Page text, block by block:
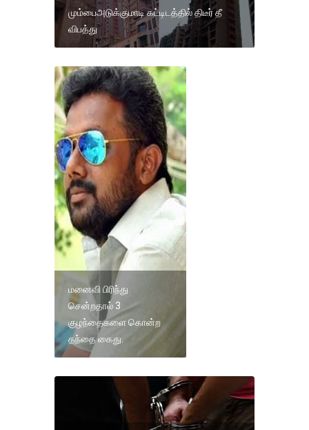
மும்பைஅடுக்குமாடி கட்டிடத்தில் திடீர் தீ
விபத்து
மனைவி பிரிந்து
சென்றதால் 3
குழந்தைகளை கொன்ற
தந்தை கைது.